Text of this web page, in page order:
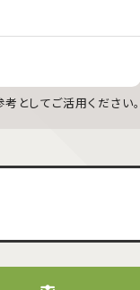
としてご活用ください。